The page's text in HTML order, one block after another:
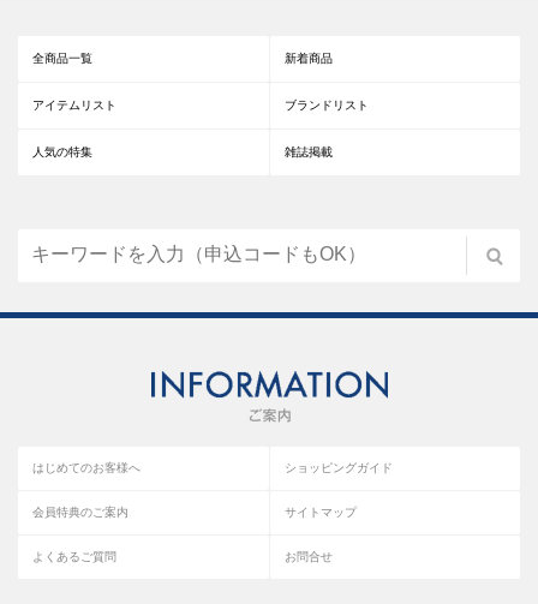
全商品一覧 新着商品
アイテムリスト ブランドリスト
人気の特集 雑誌掲載
はじめてのお客様へ ショッピングガイド
会員特典のご案内 サイトマップ
よくあるご質問 お問合せ